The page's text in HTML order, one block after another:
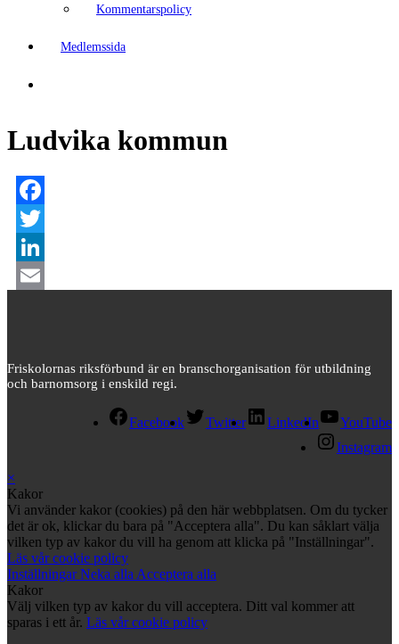
Kommentarspolicy
Medlemssida
Ludvika kommun
Facebook
Twitter
LinkedIn
Friskolornas riksförbund är en branschorganisation för utbildning
och barnomsorg i enskild regi.
Facebook Twitter LinkedIn
YouTube
Instagram
×
Kakor
Vi använder kakor (cookies) på den här webbplatsen. Om du tycker
det är ok, klickar du bara på "Acceptera alla". Du kan såklart välja
vilken typ av kakor du vill ha genom att klicka på "Inställningar".
Läs vår cookie policy
InställningarNeka allaAcceptera alla
Kakor
Välj vilken typ av kakor du vill acceptera. Ditt val kommer att
sparas i ett år. Läs vår cookie policy